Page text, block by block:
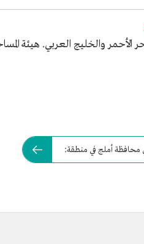
والخليج العربي. هيئة المساحة
محافظة أملج في منطقة: